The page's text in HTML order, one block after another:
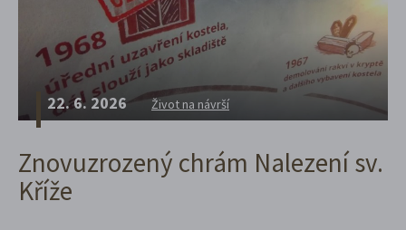
22. 6. 2026 Život na návrší
Znovuzrozený chrám Nalezení sv.
Kříže